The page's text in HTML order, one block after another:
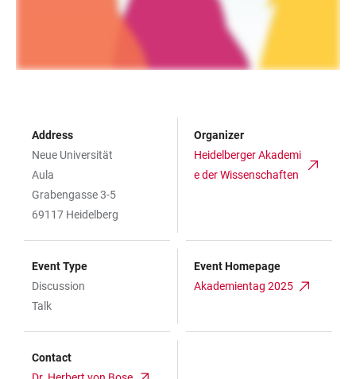
Address
Neue Universität
Aula
Grabengasse 3-5
69117 Heidelberg
Organizer
Heidelberger Akademi
e der Wissenschaften
Event Type
Discussion
Talk
Event Homepage
Akademientag 2025
Contact